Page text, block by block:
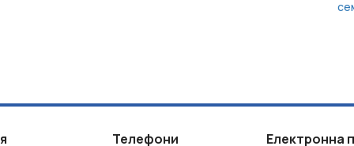
Телефони Електронна